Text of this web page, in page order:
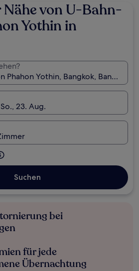
von U-Bahn-
Yothin in
Phahon Yothin, Bangkok, Bangkok
23. Aug.
Suchen
bei
für jede
Übernachtung